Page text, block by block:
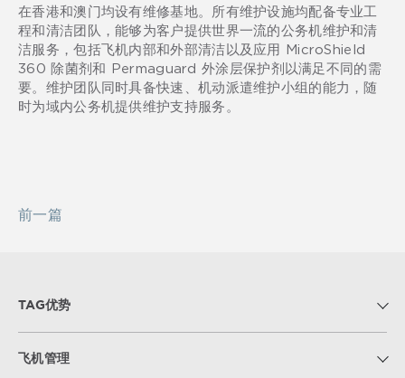
在香港和澳门均设有维修基地。所有维护设施均配备专业工
程和清洁团队，能够为客户提供世界一流的公务机维护和清
洁服务，包括飞机内部和外部清洁以及应用 MicroShield
360 除菌剂和 Permaguard 外涂层保护剂以满足不同的需
要。维护团队同时具备快速、机动派遣维护小组的能力，随
时为域内公务机提供维护支持服务。
前一篇
TAG优势
飞机管理